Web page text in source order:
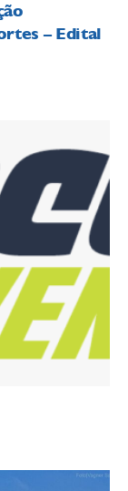
– Edital